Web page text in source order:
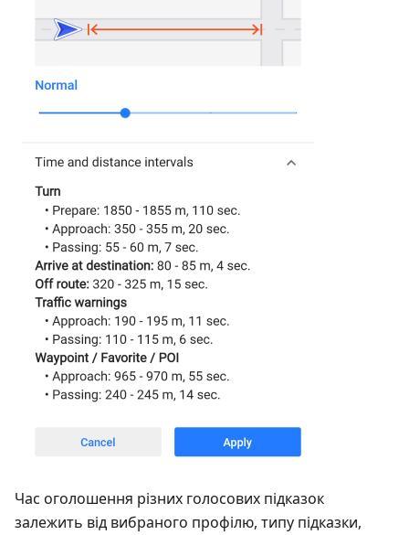
Час оголошення різних голосових підказок
залежить від вибраного профілю, типу підказки,